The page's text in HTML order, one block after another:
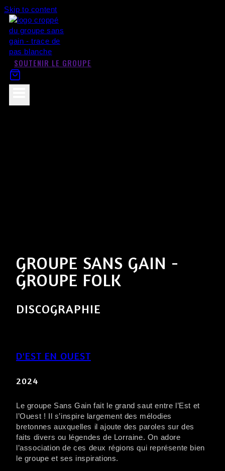
Skip to content
SOUTENIR LE GROUPE
GROUPE SANS GAIN -
GROUPE FOLK
DISCOGRAPHIE
D'EST EN OUEST
2024
Le groupe Sans Gain fait le grand saut entre l’Est et
l’Ouest ! Il s’inspire largement des mélodies
bretonnes auxquelles il ajoute des paroles sur des
faits divers ou légendes de Lorraine. On adore
l’association de ces deux régions qui représente bien
le groupe et ses inspirations.